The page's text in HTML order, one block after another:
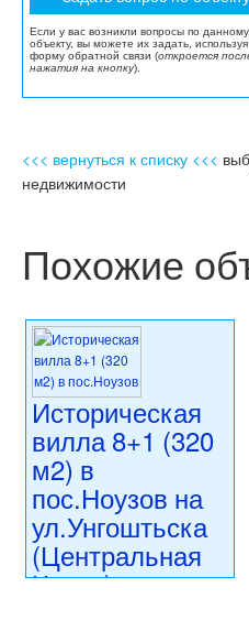
Если у вас возникли вопросы по данному
объекту, вы можете их задать, используя
форму обратной связи (откроется
нажатия на кнопку).
<<< вернуться к списку <<<
недвижимости
Похожие
Историческая
вилла 8+1 (320
м2) в
пос.Ноузов на
ул.Унгоштьска
(Центральная
Чехия)